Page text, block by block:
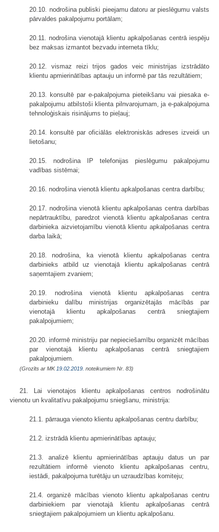
20.10. nodrošina publiski pieejamu datoru ar pieslēgumu valsts
pārvaldes pakalpojumu portālam;
20.11. nodrošina vienotajā klientu apkalpošanas centrā iespēju
bez maksas izmantot bezvadu interneta tīklu;
20.12. vismaz reizi trijos gados veic ministrijas izstrādāto
klientu apmierinātības aptauju un informē par tās rezultātiem;
20.13. konsultē par e-pakalpojuma pieteikšanu vai piesaka e-
pakalpojumu atbilstoši klienta pilnvarojumam, ja e-pakalpojuma
tehnoloģiskais risinājums to pieļauj;
20.14. konsultē par oficiālās elektroniskās adreses izveidi un
lietošanu;
20.15. nodrošina IP telefonijas pieslēgumu pakalpojumu
vadības sistēmai;
20.16. nodrošina vienotā klientu apkalpošanas centra darbību;
20.17. nodrošina vienotā klientu apkalpošanas centra darbības
nepārtrauktību, paredzot vienotā klientu apkalpošanas centra
darbinieka aizvietojamību vienotā klientu apkalpošanas centra
darba laikā;
20.18. nodrošina, ka vienotā klientu apkalpošanas centra
darbinieks atbild uz vienotajā klientu apkalpošanas centrā
saņemtajiem zvaniem;
20.19. nodrošina vienotā klientu apkalpošanas centra
darbinieku dalību ministrijas organizētajās mācībās par
vienotajā klientu apkalpošanas centrā sniegtajiem
pakalpojumiem;
20.20. informē ministriju par nepieciešamību organizēt mācības
par vienotajā klientu apkalpošanas centrā sniegtajiem
pakalpojumiem.
(Grozīts ar MK 19.02.2019. noteikumiem Nr. 83)
21. Lai vienotajos klientu apkalpošanas centros nodrošinātu
vienotu un kvalitatīvu pakalpojumu sniegšanu, ministrija:
21.1. pārrauga vienoto klientu apkalpošanas centru darbību;
21.2. izstrādā klientu apmierinātības aptauju;
21.3. analizē klientu apmierinātības aptauju datus un par
rezultātiem informē vienoto klientu apkalpošanas centru,
iestādi, pakalpojuma turētāju un uzraudzības komiteju;
21.4. organizē mācības vienoto klientu apkalpošanas centru
darbiniekiem par vienotajā klientu apkalpošanas centrā
sniegtajiem pakalpojumiem un klientu apkalpošanu.